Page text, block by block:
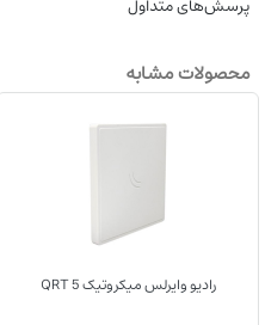
پرسش‌های متداول
محصولات مشابه
رادیو وایرلس میکروتیک QRT 5